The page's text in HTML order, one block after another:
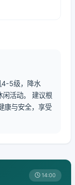
5级，降水
活动。 建议根
康与安全，享受
14:00